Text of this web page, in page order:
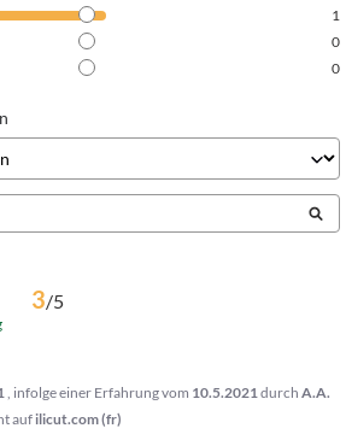
1
0
0
3/5
, infolge einer Erfahrung vom 10.5.2021durch A.A.
auf ilicut.com (fr)